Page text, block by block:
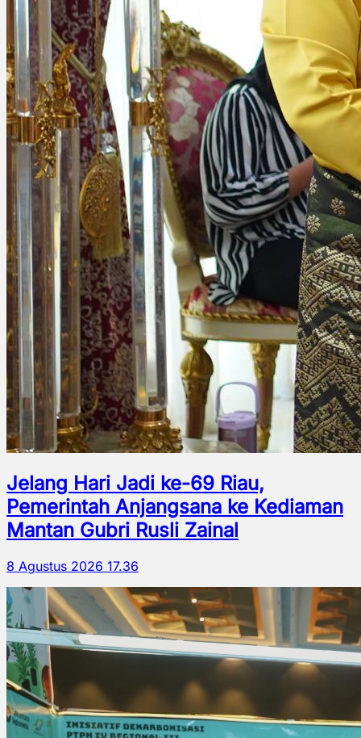
Jelang Hari Jadi ke-69 Riau,
Pemerintah Anjangsana ke Kediaman
Mantan Gubri Rusli Zainal
8 Agustus 2026 17.36